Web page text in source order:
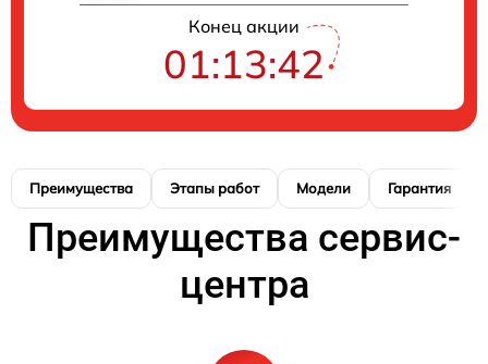
Конец акции
01:13:41
Преимущества Этапы работ Модели Гарантия
Преимущества сервис-
центра